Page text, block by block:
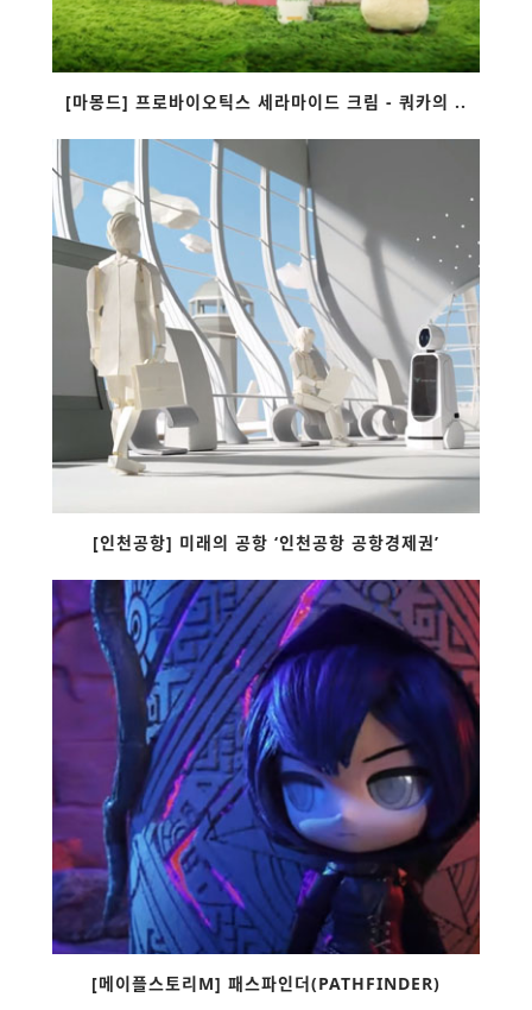
[마몽드] 프로바이오틱스 세라마이드 크림 - 쿼카의 ..
[인천공항] 미래의 공항 ‘인천공항 공항경제권’
[메이플스토리M] 패스파인더(PATHFINDER)